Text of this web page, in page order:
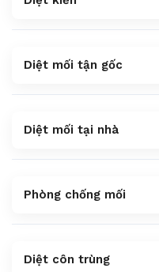
Diệt mối tận gốc
Diệt mối tại nhà
Phòng chống mối
Diệt côn trùng